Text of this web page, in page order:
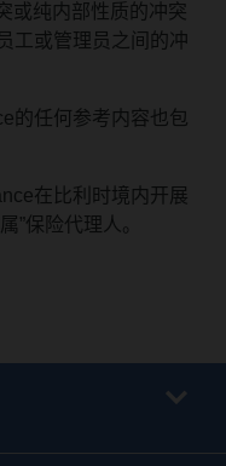
或纯内部性质的冲突
工或管理员之间的冲
的任何参考内容也包
在比利时境内开展
”保险代理人。